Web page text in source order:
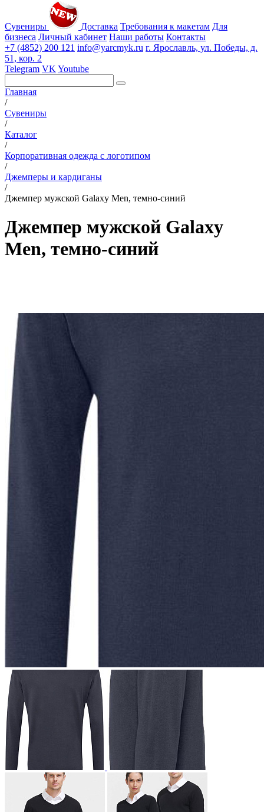
Сувениры Доставка Требования к макетам Для
бизнеса Личный кабинет Наши работы Контакты
+7 (4852) 200 121 info@yarcmyk.ru г. Ярославль, ул. Победы, д.
51, кор. 2
Telegram VK Youtube
Главная
/
Сувениры
/
Каталог
/
Корпоративная одежда с логотипом
/
Джемперы и кардиганы
/
Джемпер мужской Galaxy Men, темно-синий
Джемпер мужской Galaxy
Men, темно-синий